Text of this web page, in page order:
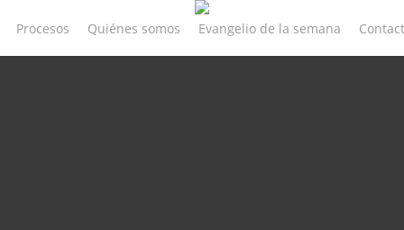
Procesos Quiénes somos Evangelio de la semana